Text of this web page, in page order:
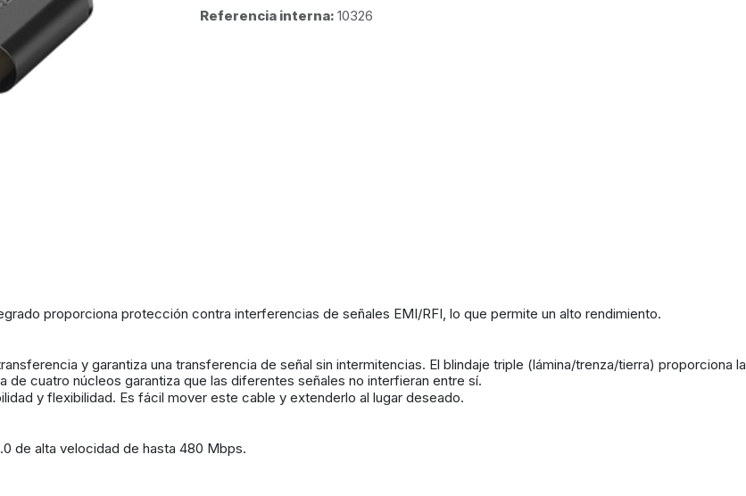
Referencia interna: 10326
proporciona protección contra interferencias de señales EMI/RFI, lo que permite un alto rendimiento.
y garantiza una transferencia de señal sin intermitencias. El blindaje triple (lámina/trenza/tierra) proporciona la
cuatro núcleos garantiza que las diferentes señales no interfieran entre sí.
y flexibilidad. Es fácil mover este cable y extenderlo al lugar deseado.
de alta velocidad de hasta 480 Mbps.